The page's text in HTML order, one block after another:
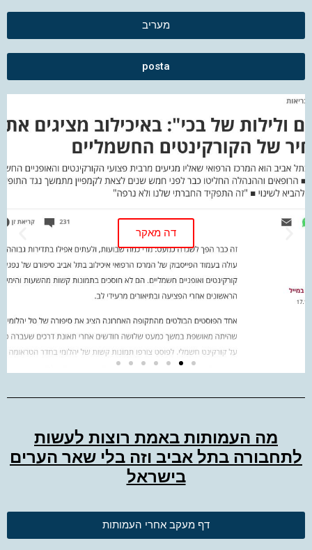
מעריב
posta
דה מאקר
מה העמותות באמת רוצות לעשות
לתחבורה בתל אביב וזה בלי שאר הערים
בישראל
דף מעקב אחרי העמותות